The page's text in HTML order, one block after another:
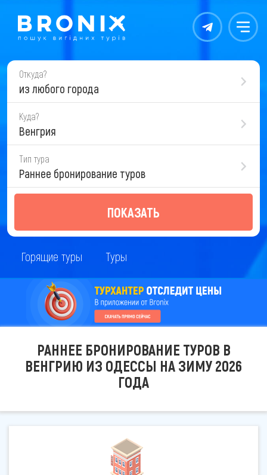
Контакты Меню
Откуда?
из любого города
Куда?
Венгрия
Тип тура
Раннее бронирование туров
ПОКАЗАТЬ
Горящие туры Туры
РАННЕЕ БРОНИРОВАНИЕ ТУРОВ В
ВЕНГРИЮ ИЗ ОДЕССЫ НА ЗИМУ 2026
ГОДА